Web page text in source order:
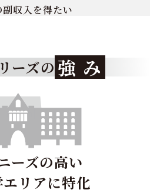
収入を得たい
ーズの 強 み
ーズの高い
リアに特化